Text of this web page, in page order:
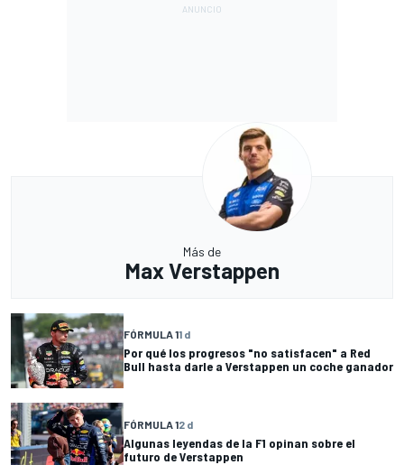
Más de
Max Verstappen
FÓRMULA 11 d
Por qué los progresos "no satisfacen" a Red
Bull hasta darle a Verstappen un coche ganador
FÓRMULA 12 d
Algunas leyendas de la F1 opinan sobre el
futuro de Verstappen